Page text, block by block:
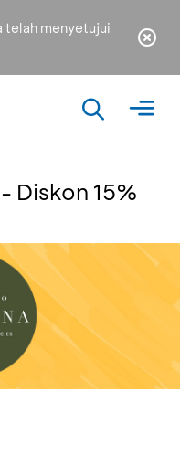
telah menyetujui
Diskon 15%